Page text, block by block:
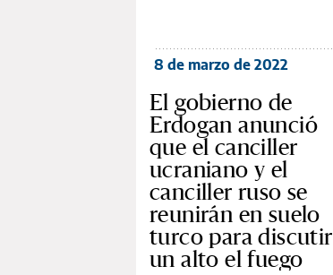
8 de marzo de 2022
El gobierno de
Erdogan anunció
que el canciller
ucraniano y el
canciller ruso se
reunirán en suelo
turco para discutir
un alto el fuego